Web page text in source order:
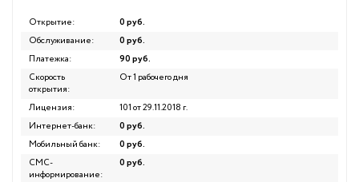
Открытие:
0 руб.
Обслуживание:
0 руб.
Платежка:
90 руб.
Скорость
открытия:
От 1 рабочего дня
Лицензия:
101 от 29.11.2018 г.
Интернет-банк:
0 руб.
Мобильный банк:
0 руб.
СМС-
информирование:
0 руб.